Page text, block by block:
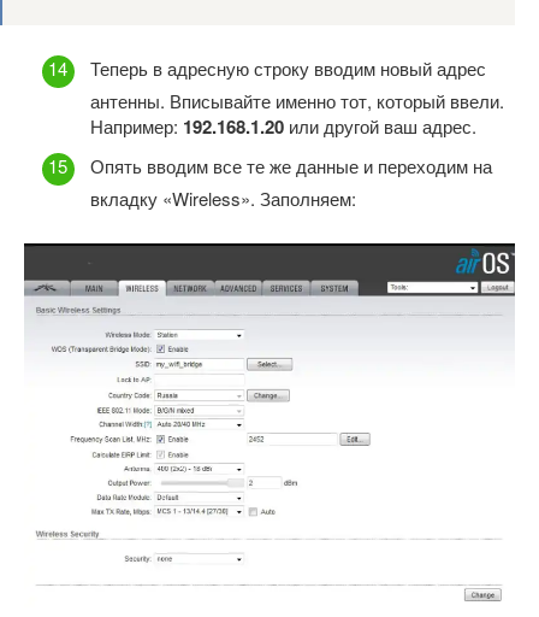
Теперь в адресную строку вводим новый адрес
антенны. Вписывайте именно тот, который ввели.
Например: 192.168.1.20 или другой ваш адрес.
Опять вводим все те же данные и переходим на
вкладку «Wireless». Заполняем: